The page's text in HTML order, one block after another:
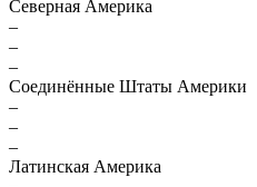
Северная Америка
–
–
–
Соединённые Штаты Америки
–
–
–
Латинская Америка